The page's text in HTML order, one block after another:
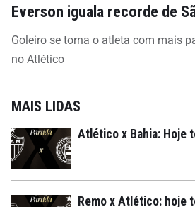
Everson iguala recorde de
Goleiro se torna o atleta com mais
no Atlético
MAIS LIDAS
Atlético x Bahia: Hoje
Remo x Atlético: hoje